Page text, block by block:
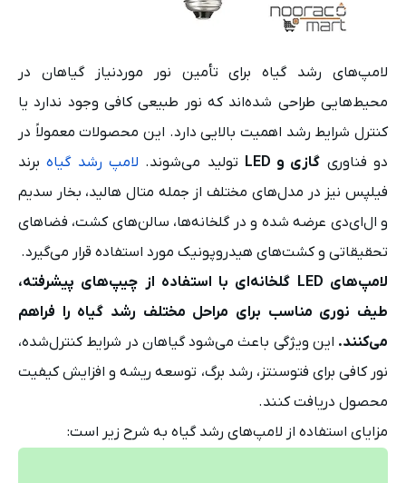
لامپ‌های رشد گیاه برای تأمین نور موردنیاز گیاهان در
محیط‌هایی طراحی شده‌اند که نور طبیعی کافی وجود ندارد یا
کنترل شرایط رشد اهمیت بالایی دارد. این محصولات معمولاً در
دو فناوری گازی و LED تولید می‌شوند. لامپ رشد گیاهبرند
فیلپس نیز در مدل‌های مختلف از جمله متال هالید، بخار سدیم
و ال‌ای‌دی عرضه شده و در گلخانه‌ها، سالن‌های کشت، فضاهای
تحقیقاتی و کشت‌های هیدروپونیک مورد استفاده قرار می‌گیرد.
لامپ‌های LED گلخانه‌ای با استفاده از چیپ‌های پیشرفته،
طیف نوری مناسب برای مراحل مختلف رشد گیاه را فراهم
می‌کنند. این ویژگی باعث می‌شود گیاهان در شرایط کنترل‌شده،
نور کافی برای فتوسنتز، رشد برگ، توسعه ریشه و افزایش کیفیت
محصول دریافت کنند.
مزایای استفاده از لامپ‌های رشد گیاه به شرح زیر است: